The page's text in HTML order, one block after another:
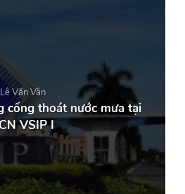
Lê Văn Vân
cống thoát nước mưa tại
VSIP I